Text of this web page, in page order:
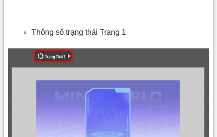
Thông số trạng thái Trang 1